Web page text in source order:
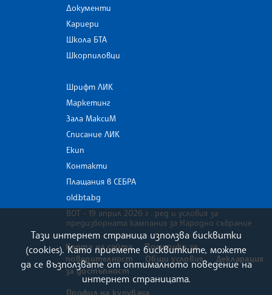
Документи
Кариери
Школа БТА
Шкорпиловци
Шрифт ЛИК
Маркетинг
Зала МаксиМ
Списание ЛИК
Екип
Контакти
Плащания в СЕБРА
old.bta.bg
ВОТ - 19 април 2026 г . ред и условия за
предизборната кампания за Народно събрание
Карта на сайта
Политика за
поверителност
Общи условия
Декларация
за достъпност
Профил на купувача
Тази интернет страница използва бисквитки
(cookies). Като приемете бисквитките, можете
да се възползвате от оптималното поведение на
интернет страницата.